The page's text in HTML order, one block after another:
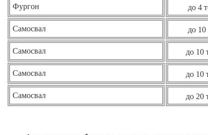
Фургон до 4
Самосвал до
Самосвал до 10
Самосвал до 10
Самосвал до 20